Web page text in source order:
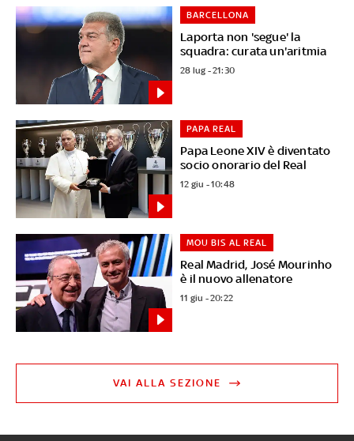
Laporta non 'segue' la
squadra: curata un'aritmia
BARCELLONA
28 lug - 21:30
Papa Leone XIV è diventato
socio onorario del Real
PAPA REAL
12 giu - 10:48
Real Madrid, José Mourinho
è il nuovo allenatore
MOU BIS AL REAL
11 giu - 20:22
VAI ALLA SEZIONE